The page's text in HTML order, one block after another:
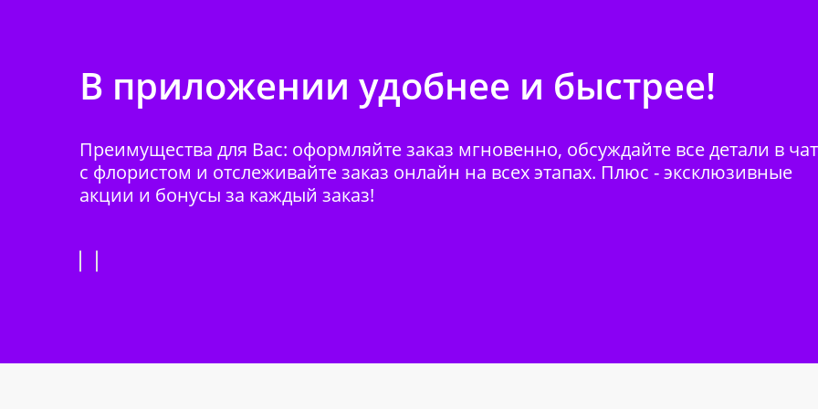
В приложении удобнее и быстрее!
Преимущества для Вас: оформляйте заказ мгновенно, обсуждайте все детали в
с флористом и отслеживайте заказ онлайн на всех этапах. Плюс - эксклюзивные
акции и бонусы за каждый заказ!